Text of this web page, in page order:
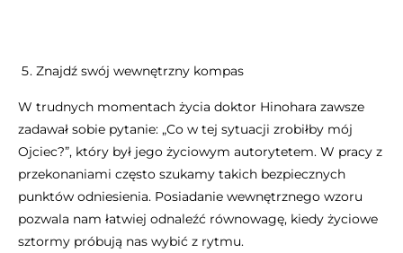
Znajdź swój wewnętrzny kompas
W trudnych momentach życia doktor Hinohara zawsze
zadawał sobie pytanie: „Co w tej sytuacji zrobiłby mój
Ojciec?”, który był jego życiowym autorytetem. W pracy z
przekonaniami często szukamy takich bezpiecznych
punktów odniesienia. Posiadanie wewnętrznego wzoru
pozwala nam łatwiej odnaleźć równowagę, kiedy życiowe
sztormy próbują nas wybić z rytmu.